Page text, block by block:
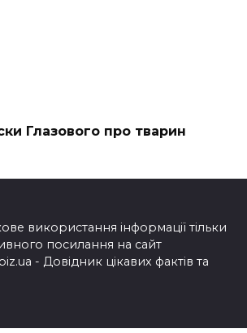
Глазового про тварин
використання інформації тільки
посилання на сайт
- Довідник цікавих фактів та